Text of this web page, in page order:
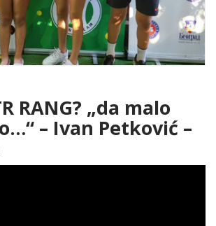
RANG? „da malo
– Ivan Petković –